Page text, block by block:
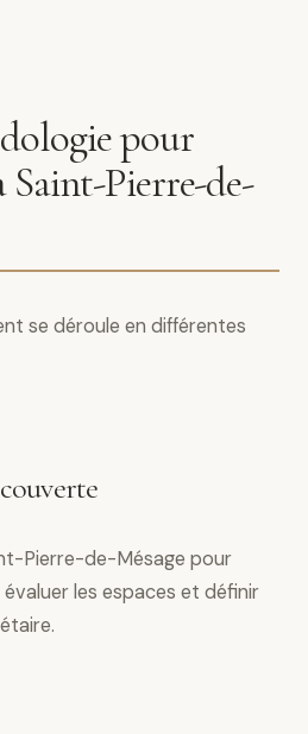
pour
Pierre-de-
se déroule en différentes
Pierre-de-Mésage pour
les espaces et définir